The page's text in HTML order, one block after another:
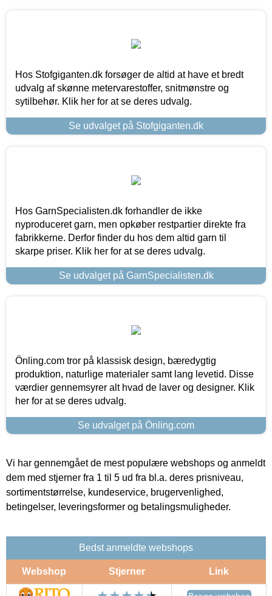
Hos Stofgiganten.dk forsøger de altid at have et bredt
udvalg af skønne metervarestoffer, snitmønstre og
sytilbehør. Klik her for at se deres udvalg.
Se udvalget på Stofgiganten.dk
Hos GarnSpecialisten.dk forhandler de ikke
nyproduceret garn, men opkøber restpartier direkte fra
fabrikkerne. Derfor finder du hos dem altid garn til
skarpe priser. Klik her for at se deres udvalg.
Se udvalget på GarnSpecialisten.dk
Önling.com tror på klassisk design, bæredygtig
produktion, naturlige materialer samt lang levetid. Disse
værdier gennemsyrer alt hvad de laver og designer. Klik
her for at se deres udvalg.
Se udvalget på Önling.com
Vi har gennemgået de mest populære webshops og anmeldt
dem med stjerner fra 1 til 5 ud fra bl.a. deres prisniveau,
sortimentstørrelse, kundeservice, brugervenlighed,
betingelser, leveringsformer og betalingsmuligheder.
Bedst anmeldte webshops
Webshop Stjerner Link